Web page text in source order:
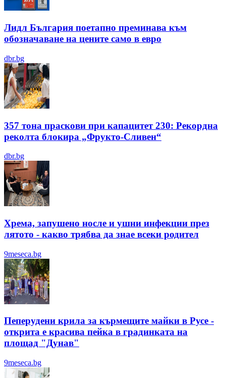
Лидл България поетапно преминава към
обозначаване на цените само в евро
dbr.bg
357 тона праскови при капацитет 230: Рекордна
реколта блокира „Фрукто-Сливен“
dbr.bg
Хрема, запушено носле и ушни инфекции през
лятотo - какво трябва да знае всеки родител
9meseca.bg
Пеперудени крила за кърмещите майки в Русе -
открита е красива пейка в градинката на
площад "Дунав"
9meseca.bg